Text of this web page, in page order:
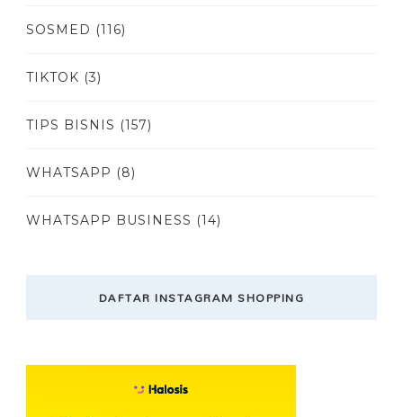
SOSMED (116)
TIKTOK (3)
TIPS BISNIS (157)
WHATSAPP (8)
WHATSAPP BUSINESS (14)
DAFTAR INSTAGRAM SHOPPING